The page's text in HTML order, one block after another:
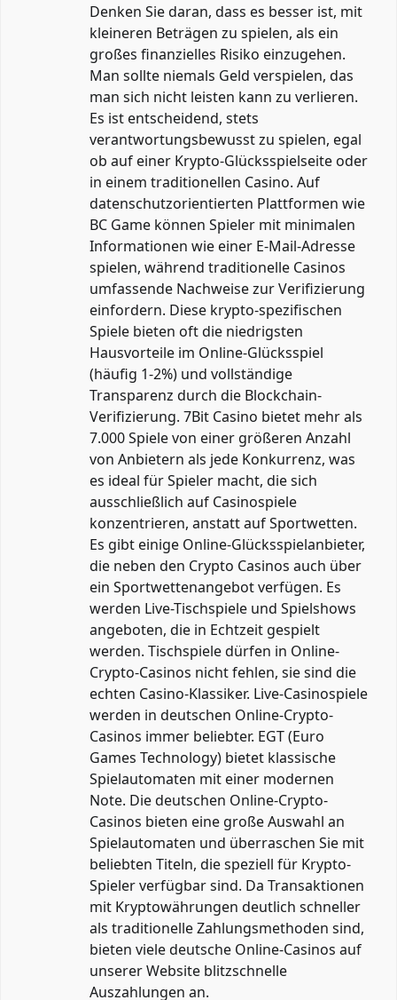
Denken Sie daran, dass es besser ist, mit
kleineren Beträgen zu spielen, als ein
großes finanzielles Risiko einzugehen.
Man sollte niemals Geld verspielen, das
man sich nicht leisten kann zu verlieren.
Es ist entscheidend, stets
verantwortungsbewusst zu spielen, egal
ob auf einer Krypto-Glücksspielseite oder
in einem traditionellen Casino. Auf
datenschutzorientierten Plattformen wie
BC Game können Spieler mit minimalen
Informationen wie einer E-Mail-Adresse
spielen, während traditionelle Casinos
umfassende Nachweise zur Verifizierung
einfordern. Diese krypto-spezifischen
Spiele bieten oft die niedrigsten
Hausvorteile im Online-Glücksspiel
(häufig 1-2%) und vollständige
Transparenz durch die Blockchain-
Verifizierung. 7Bit Casino bietet mehr als
7.000 Spiele von einer größeren Anzahl
von Anbietern als jede Konkurrenz, was
es ideal für Spieler macht, die sich
ausschließlich auf Casinospiele
konzentrieren, anstatt auf Sportwetten.
Es gibt einige Online-Glücksspielanbieter,
die neben den Crypto Casinos auch über
ein Sportwettenangebot verfügen. Es
werden Live-Tischspiele und Spielshows
angeboten, die in Echtzeit gespielt
werden. Tischspiele dürfen in Online-
Crypto-Casinos nicht fehlen, sie sind die
echten Casino-Klassiker. Live-Casinospiele
werden in deutschen Online-Crypto-
Casinos immer beliebter. EGT (Euro
Games Technology) bietet klassische
Spielautomaten mit einer modernen
Note. Die deutschen Online-Crypto-
Casinos bieten eine große Auswahl an
Spielautomaten und überraschen Sie mit
beliebten Titeln, die speziell für Krypto-
Spieler verfügbar sind. Da Transaktionen
mit Kryptowährungen deutlich schneller
als traditionelle Zahlungsmethoden sind,
bieten viele deutsche Online-Casinos auf
unserer Website blitzschnelle
Auszahlungen an.